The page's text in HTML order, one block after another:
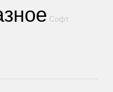
Софт